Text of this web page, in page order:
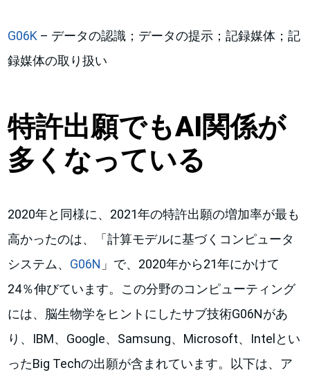
G06K – データの認識；データの提示；記録媒体；記
録媒体の取り扱い
特許出願でもAI関係が
多くなっている
2020年と同様に、2021年の特許出願の増加率が最も
高かったのは、「計算モデルに基づくコンピュータ
システム、 G06N 」で、2020年から21年にかけて
24％伸びています。この分野のコンピューティング
には、脳生物学をヒントにしたサブ技術G06Nがあ
り、IBM、Google、Samsung、Microsoft、Intelとい
ったBig Techの出願が含まれています。以下は、ア